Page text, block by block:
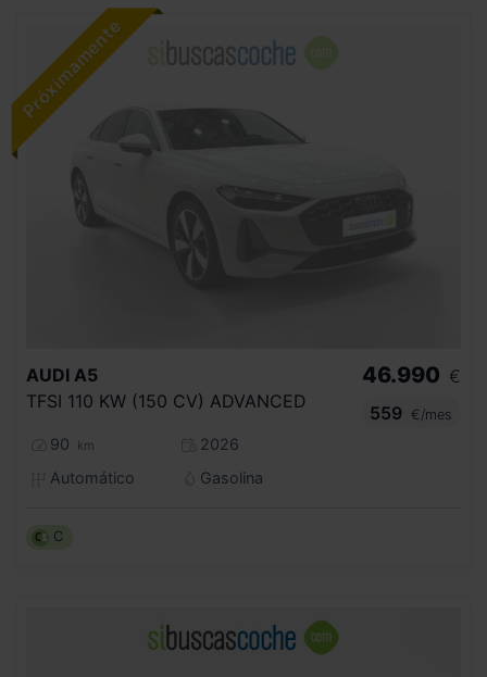
AUDI A5
TFSI 110 KW (150 CV) ADVANCED
90 km
2026
Automático
Gasolina
46.990 €
559
€/mes
C